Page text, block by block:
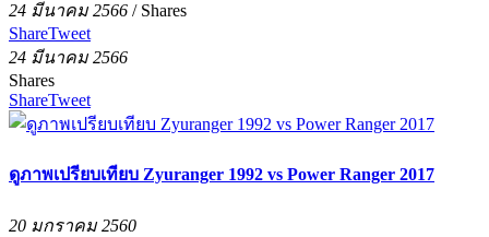
24 มีนาคม 2566 / Shares
ShareTweet
24 มีนาคม 2566
Shares
ShareTweet
ดูภาพเปรียบเทียบ Zyuranger 1992 vs Power Ranger 2017
20 มกราคม 2560